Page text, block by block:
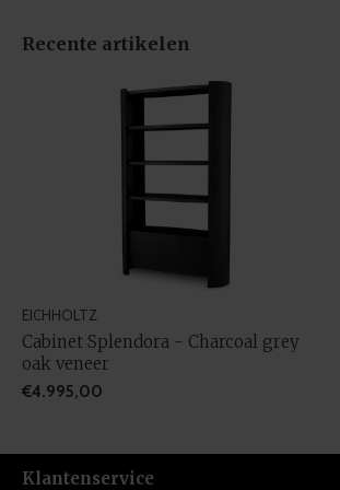
Recente artikelen
EICHHOLTZ
Cabinet Splendora - Charcoal grey
oak veneer
€4.995,00
Klantenservice